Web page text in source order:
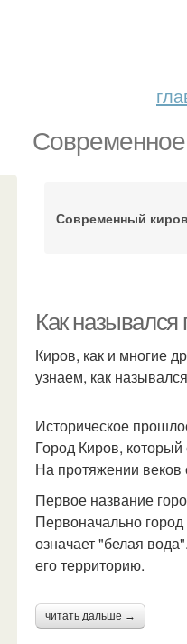
Современный киров
Как назывался
Киров, как и многие
узнаем, как
Историческое
Город Киров,
На протяжении веков
Первое название
Первоначально
означает "белая
его территорию.
читать дальше →